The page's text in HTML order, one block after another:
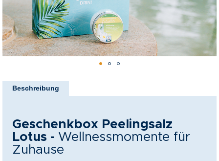
Anfang
Beschreibung
Geschenkbox Peelingsalz
Lotus - Wellnessmomente für
Zuhause
für Paare
für Familien